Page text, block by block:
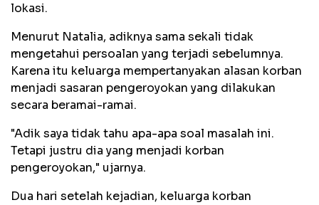
lokasi.
Menurut Natalia, adiknya sama sekali tidak
mengetahui persoalan yang terjadi sebelumnya.
Karena itu keluarga mempertanyakan alasan korban
menjadi sasaran pengeroyokan yang dilakukan
secara beramai-ramai.
"Adik saya tidak tahu apa-apa soal masalah ini.
Tetapi justru dia yang menjadi korban
pengeroyokan," ujarnya.
Dua hari setelah kejadian, keluarga korban